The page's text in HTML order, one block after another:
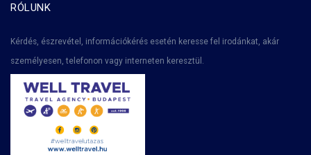
RÓLUNK
Kérdés, észrevétel, információkérés esetén keresse fel irodánkat, akár
személyesen, telefonon vagy interneten keresztül.